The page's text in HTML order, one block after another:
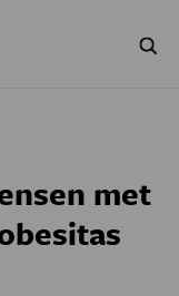
GESCHIEDENIS
met